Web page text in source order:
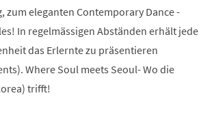
zum eleganten Contemporary Dance -
In regelmässigen Abständen erhält jede
das Erlernte zu präsentieren
Where Soul meets Seoul- Wo die
trifft!